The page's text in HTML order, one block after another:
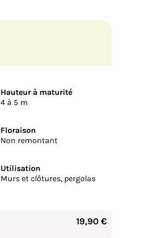
Hauteur à maturité
4 à 5 m
Floraison
Non remontant
Utilisation
Murs et clôtures, pergolas
19,90 €